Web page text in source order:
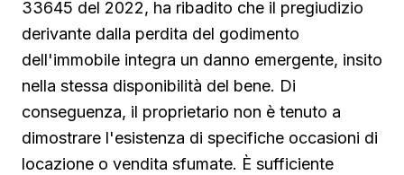
33645 del 2022, ha ribadito che il pregiudizio
derivante dalla perdita del godimento
dell'immobile integra un danno emergente, insito
nella stessa disponibilità del bene. Di
conseguenza, il proprietario non è tenuto a
dimostrare l'esistenza di specifiche occasioni di
locazione o vendita sfumate. È sufficiente